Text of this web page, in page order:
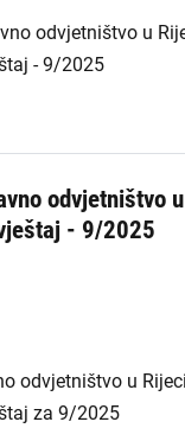
odvjetništvo u
- 9/2025
odvjetništvo
- 9/2025
odvjetništvo u
za 9/2025